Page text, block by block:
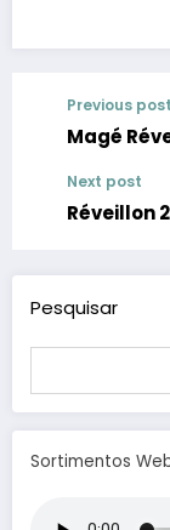
Previous post
Magé
Next post
Réveillon
Pesquisar
Sortimentos